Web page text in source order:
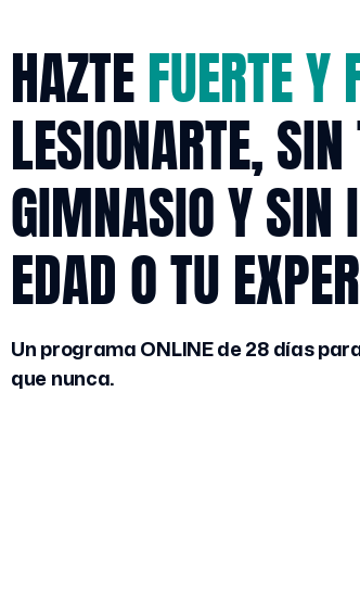
HAZTEFUERTE Y
LESIONARTE,
GIMNASIO Y SIN
EDAD O TU
Un programa ONLINE de 28 días
que nunca.